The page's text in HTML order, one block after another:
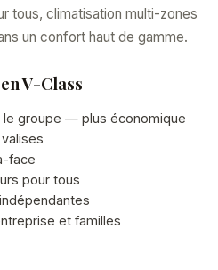
tous, climatisation multi-zones
un confort haut de gamme.
V-Class
le groupe — plus économique
face
pour tous
et familles